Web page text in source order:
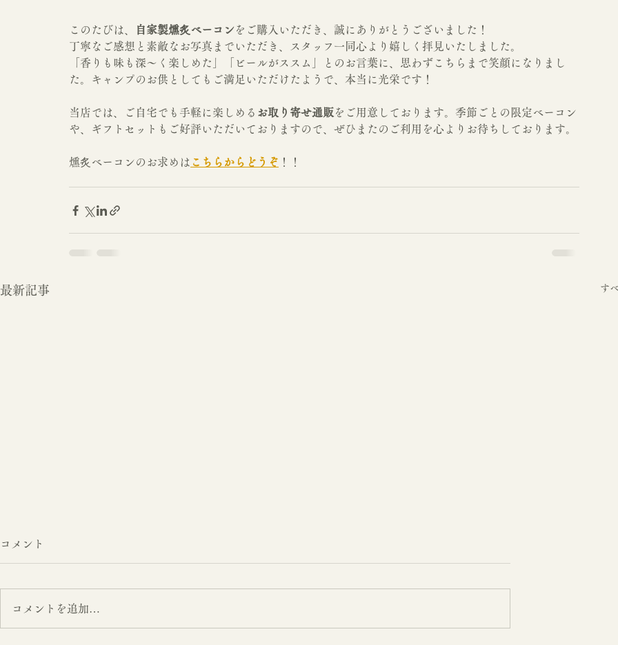
このたびは、 自家製燻炙ベーコン をご購入いただき、誠にありがとうございました！
丁寧なご感想と素敵なお写真までいただき、スタッフ一同心より嬉しく拝見いたしました。
「香りも味も深～く楽しめた」「ビールがススム」とのお言葉に、思わずこちらまで笑顔になりまし
た。キャンプのお供としてもご満足いただけたようで、本当に光栄です！
当店では、ご自宅でも手軽に楽しめる お取り寄せ通販をご用意しております。季節ごとの限定ベーコン
や、ギフトセットもご好評いただいておりますので、ぜひまたのご利用を心よりお待ちしております。
燻炙ベーコンのお求めは こちらからどうぞ ！！
最新記事 す
コメント
コメントを追加…